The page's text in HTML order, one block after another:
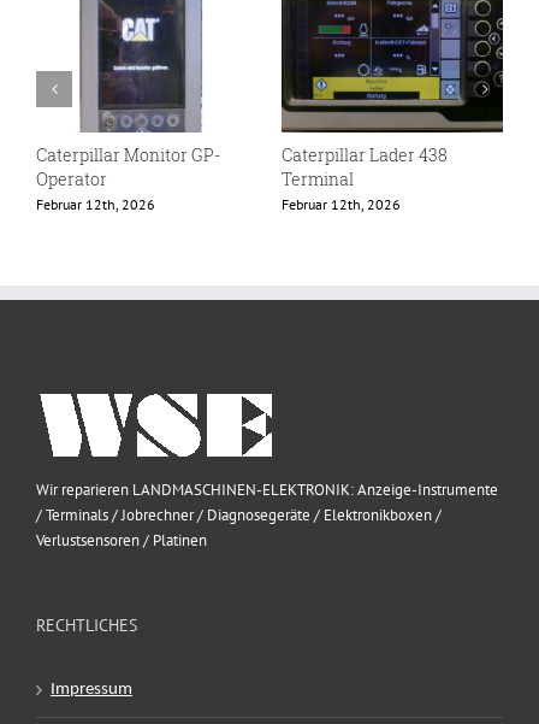
Caterpillar Monitor GP-
Operator
Februar 12th, 2026
Caterpillar Lader 438
Terminal
Februar 12th, 2026
Wir reparieren LANDMASCHINEN-ELEKTRONIK: Anzeige-Instrumente
/ Terminals / Jobrechner / Diagnosegeräte / Elektronikboxen /
Verlustsensoren / Platinen
RECHTLICHES
Impressum